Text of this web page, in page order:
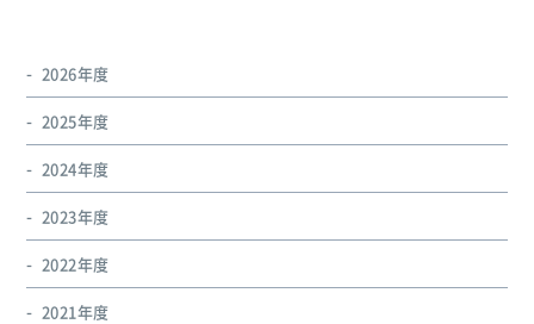
2026年度
2025年度
2024年度
2023年度
2022年度
2021年度